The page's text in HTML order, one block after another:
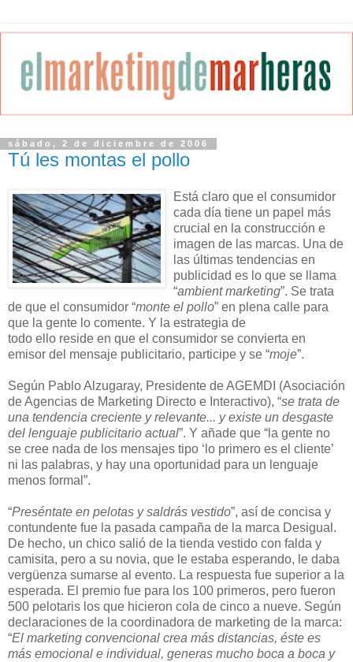
sábado, 2 de diciembre de 2006
Tú les montas el pollo
Está claro que el consumidor
cada día tiene un papel más
crucial en la construcción e
imagen de las marcas. Una de
las últimas tendencias en
publicidad es lo que se llama
“ambient marketing”. Se trata
de que el consumidor “monte el pollo” en plena calle para
que la gente lo comente. Y la estrategia de
todo ello reside en que el consumidor se convierta en
emisor del mensaje publicitario, participe y se “moje”.
Según Pablo Alzugaray, Presidente de AGEMDI (Asociación
de Agencias de Marketing Directo e Interactivo), “se trata de
una tendencia creciente y relevante... y existe un desgaste
del lenguaje publicitario actual”. Y añade que “la gente no
se cree nada de los mensajes tipo ‘lo primero es el cliente’
ni las palabras, y hay una oportunidad para un lenguaje
menos formal”.
“Preséntate en pelotas y saldrás vestido”, así de concisa y
contundente fue la pasada campaña de la marca Desigual.
De hecho, un chico salió de la tienda vestido con falda y
camisita, pero a su novia, que le estaba esperando, le daba
vergüenza sumarse al evento. La respuesta fue superior a la
esperada. El premio fue para los 100 primeros, pero fueron
500 pelotaris los que hicieron cola de cinco a nueve. Según
declaraciones de la coordinadora de marketing de la marca:
“El marketing convencional crea más distancias, éste es
más emocional e individual, generas mucho boca a boca y